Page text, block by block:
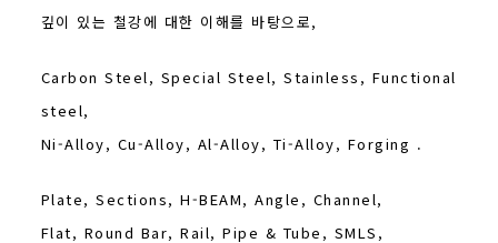
깊이 있는 철강에 대한 이해를 바탕으로,
Carbon Steel, Special Steel, Stainless, Functional
steel,
Ni-Alloy, Cu-Alloy, Al-Alloy, Ti-Alloy, Forging .
Plate, Sections, H-BEAM, Angle, Channel,
Flat, Round Bar, Rail, Pipe & Tube, SMLS,